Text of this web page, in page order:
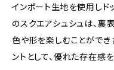
インポート生地を使用しド
のスクエアシュシュは、裏
色や形を楽しむことができ
ントとして、優れた存在感